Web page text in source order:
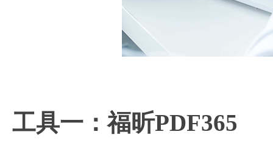
工具一：福昕PDF365